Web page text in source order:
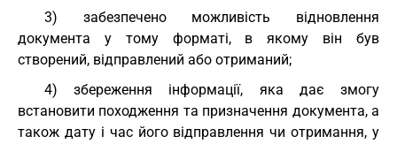
3) забезпечено можливість відновлення
документа у тому форматі, в якому він був
створений, відправлений або отриманий;
4) збереження інформації, яка дає змогу
встановити походження та призначення документа, а
також дату і час його відправлення чи отримання, у